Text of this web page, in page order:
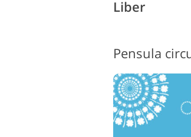
Liber